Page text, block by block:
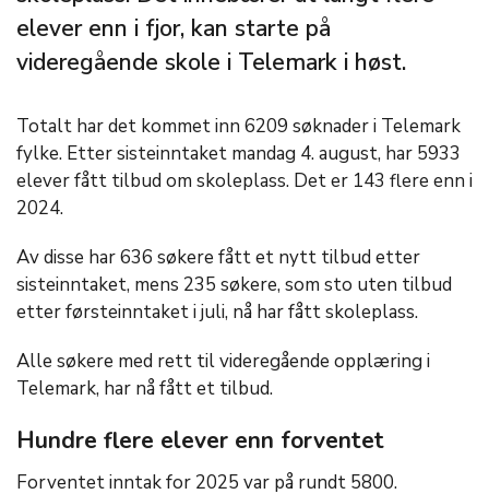
elever enn i fjor, kan starte på
videregående skole i Telemark i høst.
Totalt har det kommet inn 6209 søknader i Telemark
fylke. Etter sisteinntaket mandag 4. august, har 5933
elever fått tilbud om skoleplass. Det er 143 flere enn i
2024.
Av disse har 636 søkere fått et nytt tilbud etter
sisteinntaket, mens 235 søkere, som sto uten tilbud
etter førsteinntaket i juli, nå har fått skoleplass.
Alle søkere med rett til videregående opplæring i
Telemark, har nå fått et tilbud.
Hundre flere elever enn forventet
Forventet inntak for 2025 var på rundt 5800.